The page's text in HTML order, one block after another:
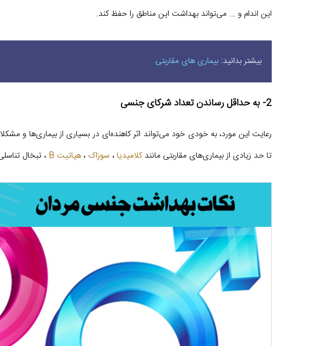
این اندام و ... می‌تواند بهداشت این مناطق را حفظ کند.
بیشتر بدانید: بیماری های مقاربتی
2- به حداقل رساندن تعداد شرکای جنسی
رعایت این مورد، به خودی خود می‌تواند اثر کاهنده‌ای در بسیاری از بیماری‌ها و
تا حد زیادی از بیماری‌های مقاربتی مانندکلامیدیا، سوزاک ، هپاتیت B ، تبخال